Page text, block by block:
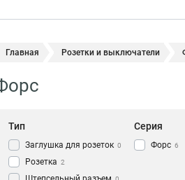
Главная Розетки и выключатели
Тип
Заглушка для розеток 0
Розетка 2
Серия
Форс 6